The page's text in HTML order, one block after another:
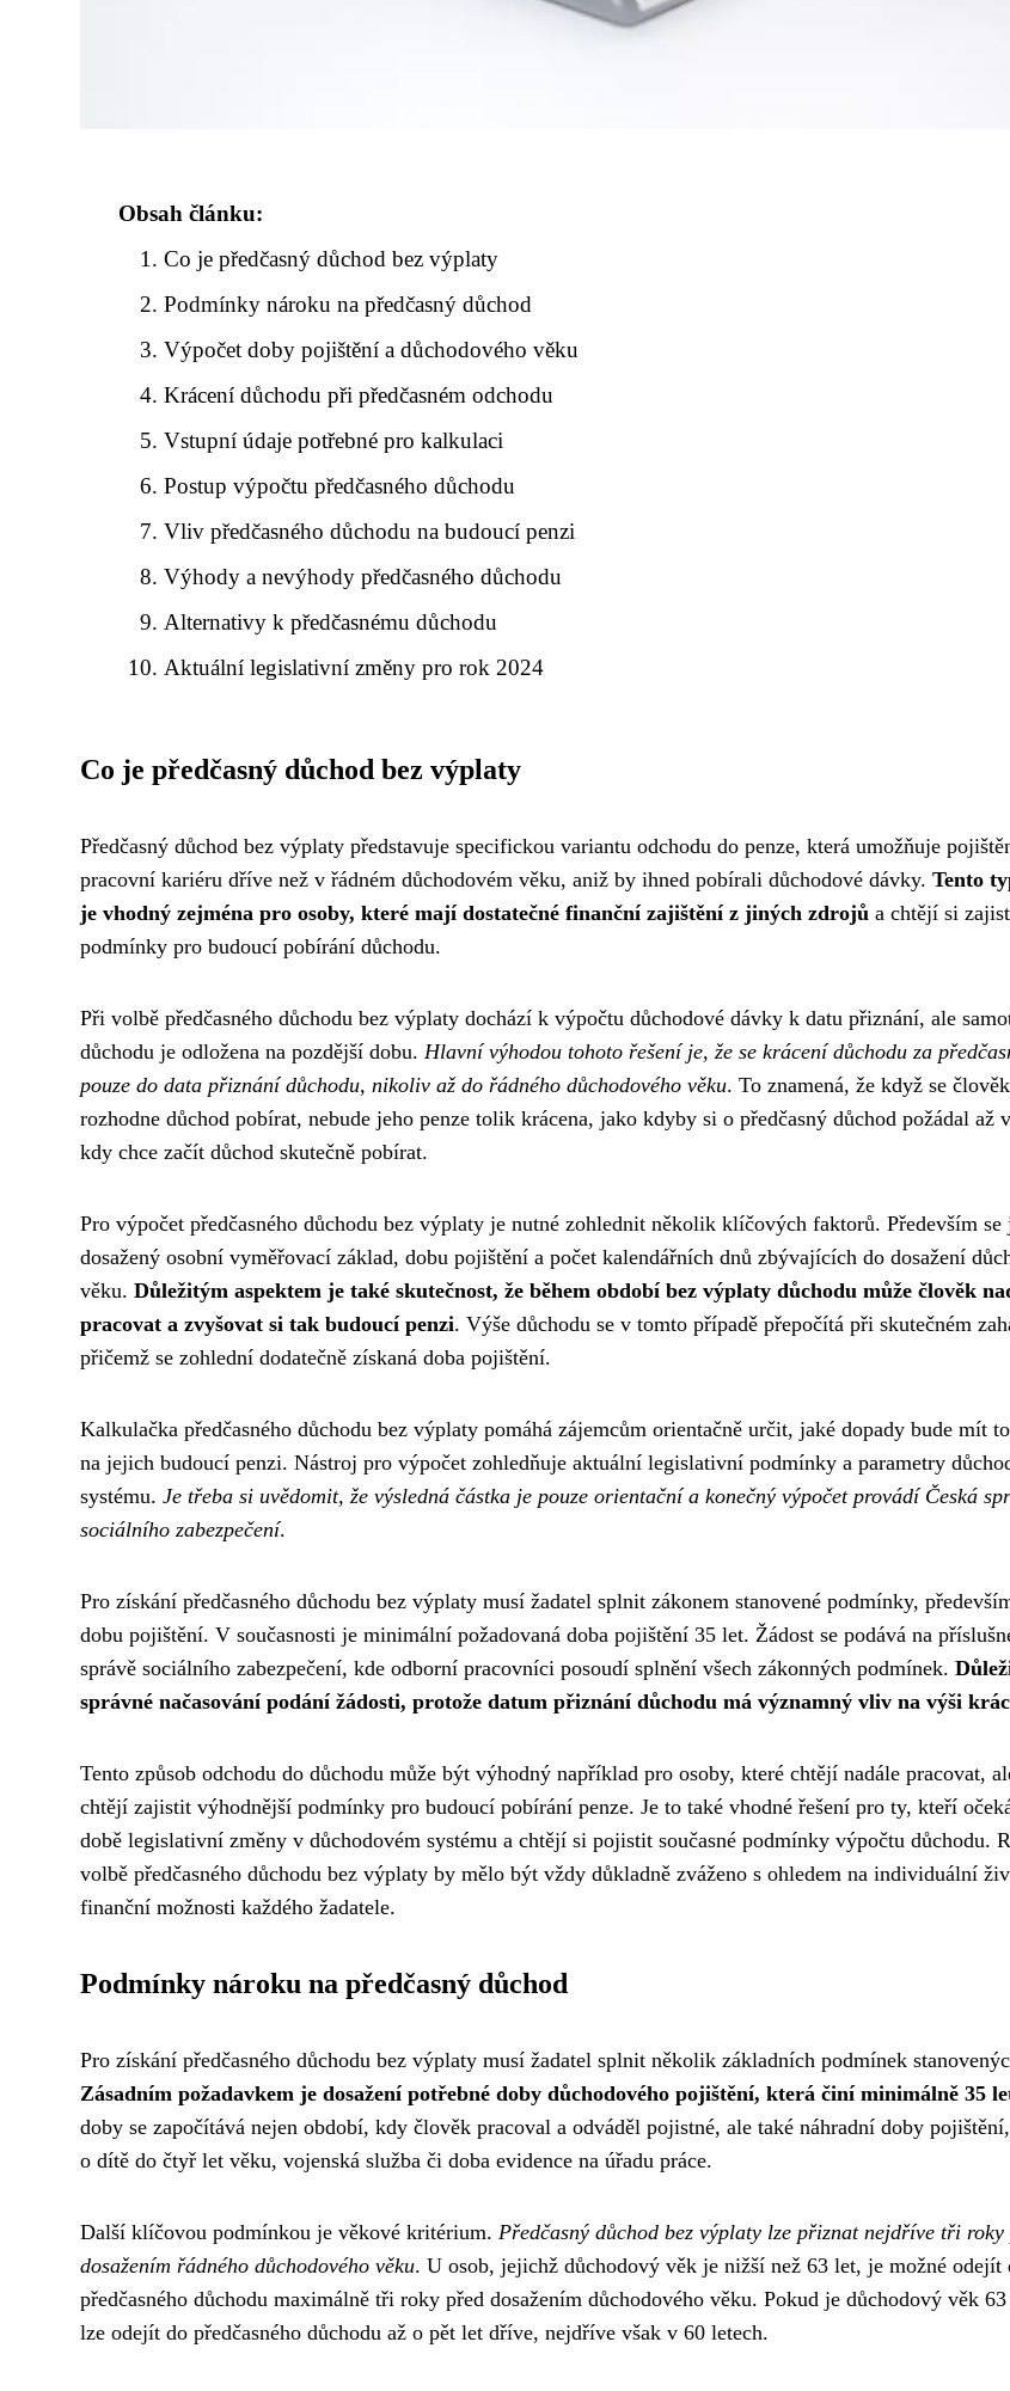
Obsah článku:
Co je předčasný důchod bez výplaty
Podmínky nároku na předčasný důchod
Výpočet doby pojištění a důchodového věku
Krácení důchodu při předčasném odchodu
Vstupní údaje potřebné pro kalkulaci
Postup výpočtu předčasného důchodu
Vliv předčasného důchodu na budoucí penzi
Výhody a nevýhody předčasného důchodu
Alternativy k předčasnému důchodu
Aktuální legislativní změny pro rok 2024
Co je předčasný důchod bez výplaty
Předčasný důchod bez výplaty představuje specifickou variantu odchodu do penze, která umožňuje
pracovní kariéru dříve než v řádném důchodovém věku, aniž by ihned pobírali důchodové dávky. Tento
je vhodný zejména pro osoby, které mají dostatečné finanční zajištění z jiných zdrojů a chtějí si
podmínky pro budoucí pobírání důchodu.
Při volbě předčasného důchodu bez výplaty dochází k výpočtu důchodové dávky k datu přiznání, ale
důchodu je odložena na pozdější dobu. Hlavní výhodou tohoto řešení je, že se krácení důchodu za
pouze do data přiznání důchodu, nikoliv až do řádného důchodového věku. To znamená, že když se
rozhodne důchod pobírat, nebude jeho penze tolik krácena, jako kdyby si o předčasný důchod požádal až
kdy chce začít důchod skutečně pobírat.
Pro výpočet předčasného důchodu bez výplaty je nutné zohlednit několik klíčových faktorů. Především se
dosažený osobní vyměřovací základ, dobu pojištění a počet kalendářních dnů zbývajících do dosažení
věku. Důležitým aspektem je také skutečnost, že během období bez výplaty důchodu může člověk
pracovat a zvyšovat si tak budoucí penzi. Výše důchodu se v tomto případě přepočítá při skutečném
přičemž se zohlední dodatečně získaná doba pojištění.
Kalkulačka předčasného důchodu bez výplaty pomáhá zájemcům orientačně určit, jaké dopady bude mít
na jejich budoucí penzi. Nástroj pro výpočet zohledňuje aktuální legislativní podmínky a parametry
systému. Je třeba si uvědomit, že výsledná částka je pouze orientační a konečný výpočet provádí Česká
sociálního zabezpečení.
Pro získání předčasného důchodu bez výplaty musí žadatel splnit zákonem stanovené podmínky,
dobu pojištění. V současnosti je minimální požadovaná doba pojištění 35 let. Žádost se podává na
správě sociálního zabezpečení, kde odborní pracovníci posoudí splnění všech zákonných podmínek.
správné načasování podání žádosti, protože datum přiznání důchodu má významný vliv na výši
Tento způsob odchodu do důchodu může být výhodný například pro osoby, které chtějí nadále pracovat,
chtějí zajistit výhodnější podmínky pro budoucí pobírání penze. Je to také vhodné řešení pro ty, kteří
době legislativní změny v důchodovém systému a chtějí si pojistit současné podmínky výpočtu důchodu.
volbě předčasného důchodu bez výplaty by mělo být vždy důkladně zváženo s ohledem na individuální
finanční možnosti každého žadatele.
Podmínky nároku na předčasný důchod
Pro získání předčasného důchodu bez výplaty musí žadatel splnit několik základních podmínek
Zásadním požadavkem je dosažení potřebné doby důchodového pojištění, která činí minimálně 35
doby se započítává nejen období, kdy člověk pracoval a odváděl pojistné, ale také náhradní doby
o dítě do čtyř let věku, vojenská služba či doba evidence na úřadu práce.
Další klíčovou podmínkou je věkové kritérium. Předčasný důchod bez výplaty lze přiznat nejdříve tři roky
dosažením řádného důchodového věku. U osob, jejichž důchodový věk je nižší než 63 let, je možné odejít
předčasného důchodu maximálně tři roky před dosažením důchodového věku. Pokud je důchodový věk
lze odejít do předčasného důchodu až o pět let dříve, nejdříve však v 60 letech.